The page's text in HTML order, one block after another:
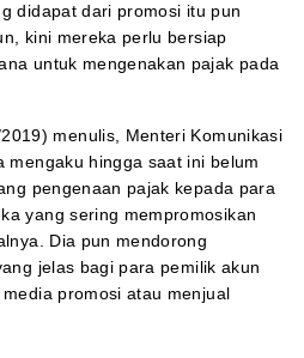
didapat dari promosi itu pun
kini mereka perlu bersiap
untuk mengenakan pajak pada
2019) menulis, Menteri Komunikasi
mengaku hingga saat ini belum
pengenaan pajak kepada para
yang sering mempromosikan
Dia pun mendorong
jelas bagi para pemilik akun
promosi atau menjual